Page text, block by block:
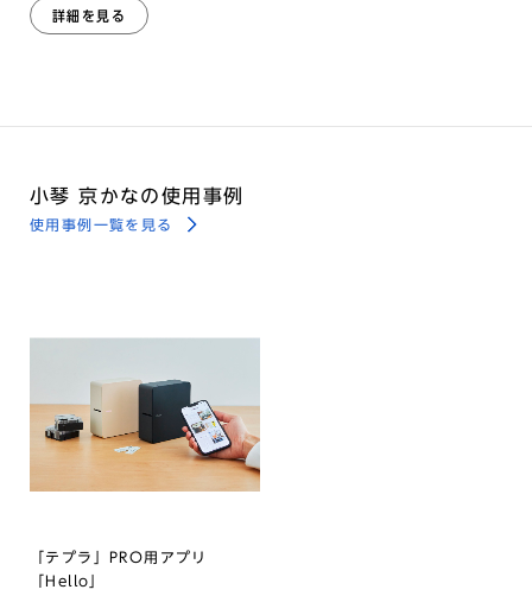
詳細を見る
小琴 京かなの使用事例
使用事例一覧を見る
「テプラ」PRO用アプリ
「Hello」